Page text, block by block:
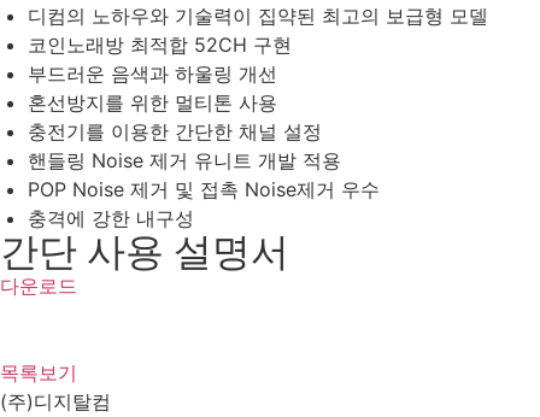
디컴의 노하우와 기술력이 집약된 최고의 보급형 모델
코인노래방 최적합 52CH 구현
부드러운 음색과 하울링 개선
혼선방지를 위한 멀티톤 사용
충전기를 이용한 간단한 채널 설정
핸들링 Noise 제거 유니트 개발 적용
POP Noise 제거 및 접촉 Noise제거 우수
충격에 강한 내구성
간단 사용 설명서
다운로드
목록보기
(주)디지탈컴